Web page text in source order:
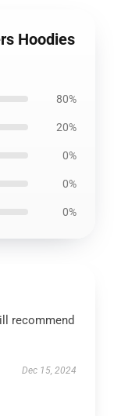
Hoodies
80%
20%
0%
0%
0%
recommend
Dec 15, 2024